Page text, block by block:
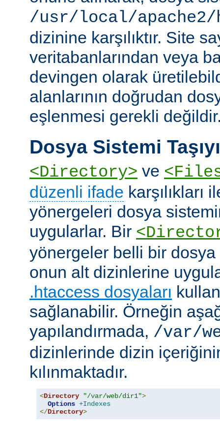
/usr/local/
dizinine karşılıktır. Site
veritabanlarından veya
devingen olarak
alanlarının doğrudan
eşlenmesi gerekli
Dosya Sistemi
<Directory> ve
düzenli ifade karşılıkları
yönergeleri dosya
uygularlar. Bir
yönergeler belli bir
onun alt dizinlerine
.htaccess dosyaları
sağlanabilir. Örneğin
yapılandırmada, /var/
dizinlerinde dizin
kılınmaktadır.
<Directory "/var/web/dir1">
Options +Indexes
</Directory>